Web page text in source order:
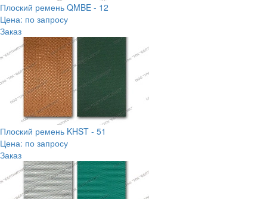
Плоский ремень QMBE - 12
Цена: по запросу
Заказ
Плоский ремень KHST - 51
Цена: по запросу
Заказ